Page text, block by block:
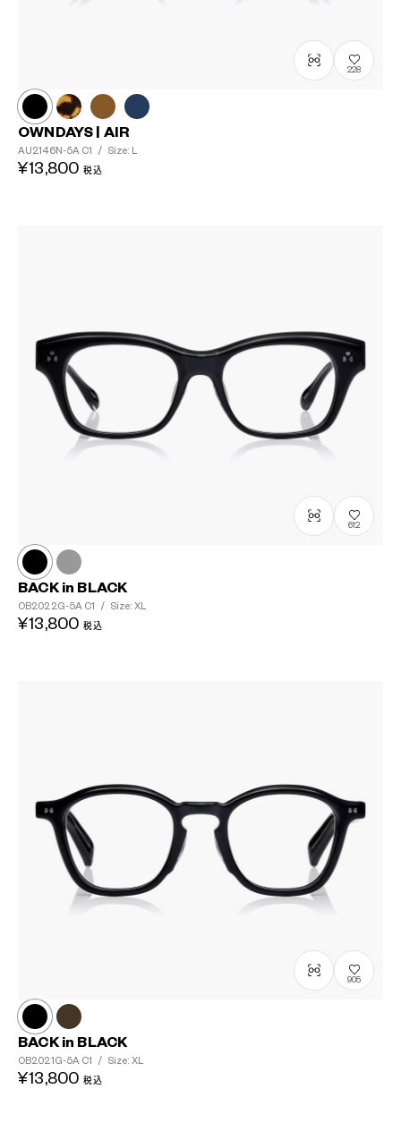
228
OWNDAYS | AIR
AU2146N-5A C1 / Size: L
¥13,800 税込
612
BACK in BLACK
OB2022G-5A C1 / Size: XL
¥13,800 税込
905
BACK in BLACK
OB2021G-5A C1 / Size: XL
¥13,800 税込